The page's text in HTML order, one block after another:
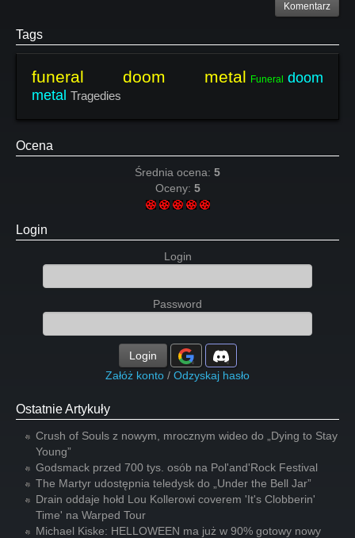
Komentarz
Tags
funeral doom metal Funeral doom
metal Tragedies
Ocena
Średnia ocena: 5
Oceny: 5
Login
Login
Password
Login
Załóż konto / Odzyskaj hasło
Ostatnie Artykuły
Crush of Souls z nowym, mrocznym wideo do „Dying to Stay
Young”
Godsmack przed 700 tys. osób na Pol'and'Rock Festival
The Martyr udostępnia teledysk do „Under the Bell Jar”
Drain oddaje hołd Lou Kollerowi coverem 'It's Clobberin'
Time' na Warped Tour
Michael Kiske: HELLOWEEN ma już w 90% gotowy nowy